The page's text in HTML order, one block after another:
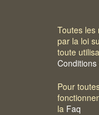
Toutes les
par la loi
toute
Pour
la Faq